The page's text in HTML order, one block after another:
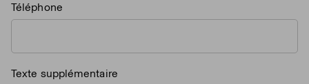
Téléphone
Texte supplémentaire